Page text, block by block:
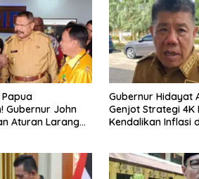
Gubernur John
Aturan Larangan
Gubernur Hidayat
Genjot Strategi 4K
Kendalikan Inflasi